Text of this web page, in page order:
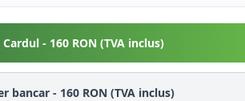
- 160 RON (TVA inclus)
bancar - 160 RON (TVA inclus)